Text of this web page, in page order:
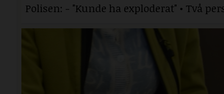
Polisen: - "Kunde ha exploderat" • Två